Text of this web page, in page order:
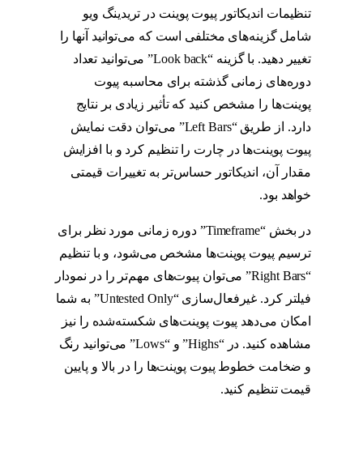
تنظیمات اندیکاتور پیوت پوینت در تریدینگ ویو
شامل گزینه‌های مختلفی است که می‌توانید آنها را
تغییر دهید. با گزینه “Look back” می‌توانید تعداد
دوره‌های زمانی گذشته برای محاسبه پیوت
پوینت‌ها را مشخص کنید که تأثیر زیادی بر نتایج
دارد. از طریق “Left Bars” می‌توان دقت نمایش
پیوت پوینت‌ها در چارت را تنظیم کرد و با افزایش
مقدار آن، اندیکاتور حساس‌تر به تغییرات قیمتی
خواهد بود.
در بخش “Timeframe” دوره زمانی مورد نظر برای
ترسیم پیوت پوینت‌ها مشخص می‌شود، و با تنظیم
“Right Bars” می‌توان پیوت‌های مهم‌تر را در نمودار
فیلتر کرد. غیرفعال‌سازی “Untested Only” به شما
امکان می‌دهد پیوت پوینت‌های شکسته‌شده را نیز
مشاهده کنید. در “Highs” و “Lows” می‌توانید رنگ
و ضخامت خطوط پیوت پوینت‌ها را در بالا و پایین
قیمت تنظیم کنید.